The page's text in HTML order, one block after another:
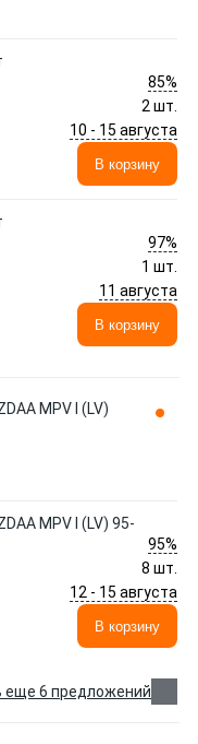
85%
2 шт.
10 - 15 августа
В корзину
97%
1 шт.
11 августа
В корзину
MPV I (LV)
MPV I (LV) 95-
95%
8 шт.
12 - 15 августа
В корзину
еще 6 предложений